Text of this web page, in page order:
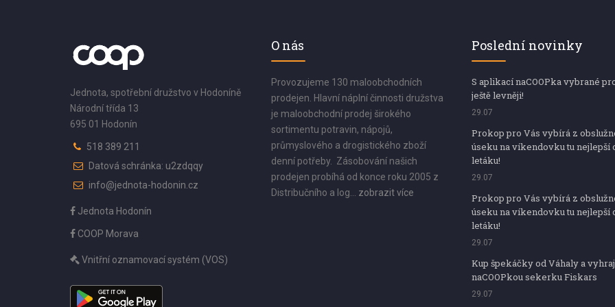
Jednota, spotřební družstvo v Hodoníně
Národní třída 13
695 01 Hodonín
518 389 211
Datová schránka: u2zdqqy
info@jednota-hodonin.cz
Jednota Hodonín
COOP Morava
Vnitřní oznamovací systém (VOS)
O nás
Provozujeme 130 maloobchodních
prodejen. Hlavní náplní činnosti družstva
je maloobchodní prodej širokého
sortimentu potravin, nápojů,
průmyslového a drogistického zboží
denní potřeby. Zásobování našich
prodejen probíhá od konce roku 2005 z
Distribučního a log... zobrazit více
Poslední novinky
S aplikací naCOOPka vybrané
ještě levněji!
29.07
Prokop pro Vás vybírá z
úseku na víkendovku tu nejlepší
letáku!
29.07
Prokop pro Vás vybírá z
úseku na víkendovku tu nejlepší
letáku!
29.07
Kup špekáčky od Váhaly a
naCOOPkou sekerku Fiskars
29.07